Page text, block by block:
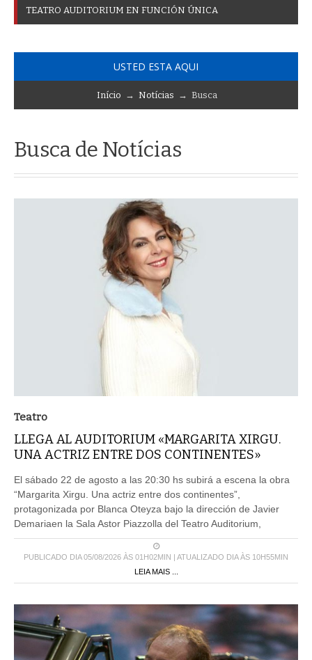
TEATRO AUDITORIUM EN FUNCIÓN ÚNICA
USTED ESTA AQUI
Início → Notícias → Busca
Busca de Notícias
Teatro
LLEGA AL AUDITORIUM «MARGARITA XIRGU.
UNA ACTRIZ ENTRE DOS CONTINENTES»
El sábado 22 de agosto a las 20:30 hs subirá a escena la obra
“Margarita Xirgu. Una actriz entre dos continentes”,
protagonizada por Blanca Oteyza bajo la dirección de Javier
Demariaen la Sala Astor Piazzolla del Teatro Auditorium,
PUBLICADO DIA 05/08/2026 ÀS 01H02MIN | ATUALIZADO DIA ÀS 10H55MIN
LEIA MAIS ...